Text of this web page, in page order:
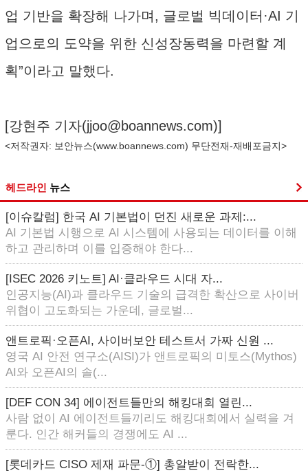
업 기반을 확장해 나가며, 글로벌 빅데이터·AI 기
업으로의 도약을 위한 신성장동력을 마련할 계
획”이라고 말했다.
[강현주 기자(jjoo@boannews.com)]
<저작권자: 보안뉴스(www.boannews.com) 무단전재-재배포금지>
헤드라인 뉴스
[이슈칼럼] 한국 AI 기본법이 던진 새로운 과제:...
AI 기본법 시행으로 AI 시스템에 사용되는 데이터를 이해
하고 관리하며 이를 입증해야 한다...
[ISEC 2026 키노트] AI·클라우드 시대 자...
인공지능(AI)과 클라우드 기술의 급격한 확산으로 사이버
위협이 고도화되는 가운데, 글로벌...
앤트로픽·오픈AI, 사이버보안 테스트서 가짜 신원 ...
영국 AI 안전 연구소(AISI)가 앤트로픽의 미토스(Mythos)
AI와 오픈AI의 솔(...
[DEF CON 34] 에이전트들만의 해킹대회 열린...
사람 없이 AI 에이전트들끼리도 해킹대회에서 실력을 겨
룬다. 인간 해커들의 경쟁에도 AI ...
[롯데카드 CISO 제재 파문-①] 총알받이 전락한...